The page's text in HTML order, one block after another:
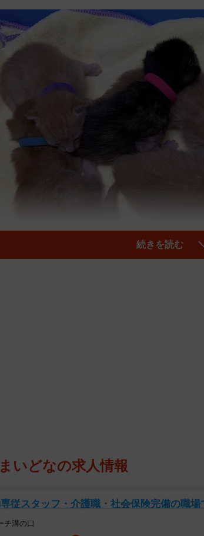
が、発見が遅くなっていたらどうなっていた
ためて訴えたい」と話します。
続きを読む
まいどなの求人情報
従スタッフ・介護職・社会保険完備の職場
チ溝の口